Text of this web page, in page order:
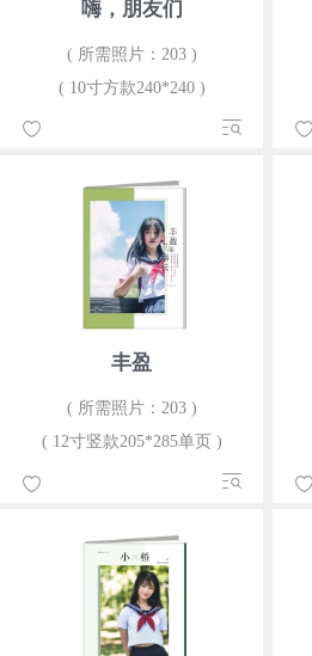
嗨，朋友们
( 所需照片：203 )
( 10寸方款240*240 )
丰盈
( 所需照片：203 )
( 12寸竖款205*285单页 )